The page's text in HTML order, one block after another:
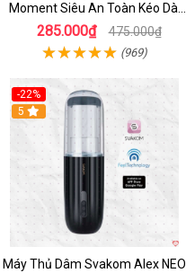
Moment Siêu An Toàn Kéo Dài
Thời Gian
285.000₫ 475.000₫
(969)
-22%
5
Máy Thủ Dâm Svakom Alex NEO